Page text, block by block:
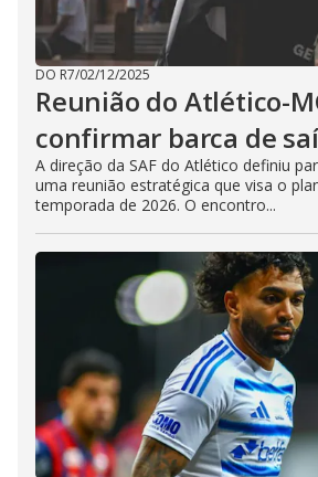
DO R7/02/12/2025
Reunião do Atlético-
confirmar barca de
A direção da SAF do Atlético definiu
uma reunião estratégica que visa o
temporada de 2026. O encontro...